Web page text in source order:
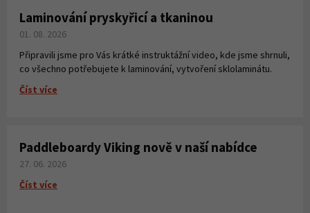
Laminování pryskyřicí a tkaninou
01. 08. 2026
Připravili jsme pro Vás krátké instruktážní video, kde jsme shrnuli,
co všechno potřebujete k laminování, vytvoření sklolaminátu.
Číst více
Paddleboardy Viking nově v naší nabídce
27. 06. 2026
Číst více